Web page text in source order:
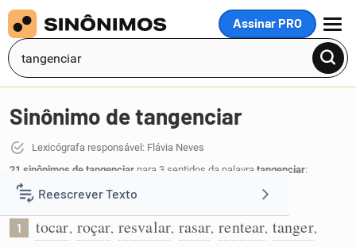
Assinar PRO
MENU
Reescrever Texto
Resumir Texto
Sinônimo de tangenciar
Lexicógrafa responsável: Flávia Neves
21 sinônimos de tangenciar para 3 sentidos da palavra tangenciar:
Passar muito perto:
1 tocar, roçar, resvalar, rasar, rentear, tanger,